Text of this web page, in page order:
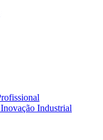
Industrial